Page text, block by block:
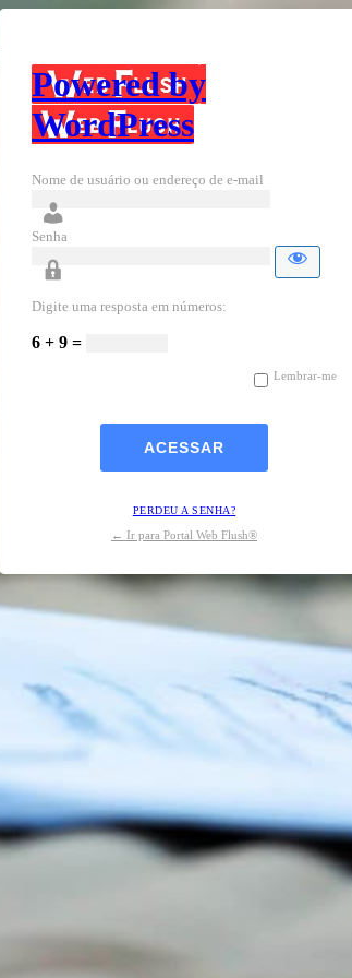
Powered by
WordPress
Nome de usuário ou endereço de e-mail
Senha
Digite uma resposta em números:
6 + 9 =
Lembrar-me
PERDEU A SENHA?
← Ir para Portal Web Flush®